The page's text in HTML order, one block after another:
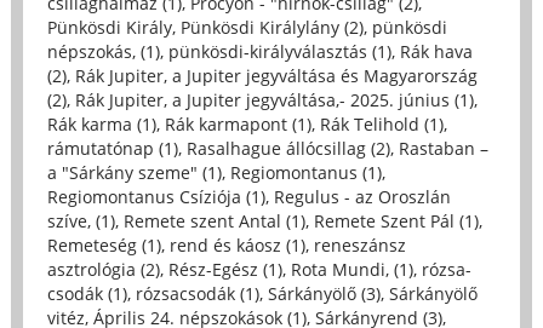
Pünkösdi Király, Pünkösdi Királylány (2), pünkösdi
népszokás, (1), pünkösdi-királyválasztás (1), Rák hava
(2), Rák Jupiter, a Jupiter jegyváltása és Magyarország
(2), Rák Jupiter, a Jupiter jegyváltása,- 2025. június (1),
Rák karma (1), Rák karmapont (1), Rák Telihold (1),
rámutatónap (1), Rasalhague állócsillag (2), Rastaban –
a "Sárkány szeme" (1), Regiomontanus (1),
Regiomontanus Csíziója (1), Regulus - az Oroszlán
szíve, (1), Remete szent Antal (1), Remete Szent Pál (1),
Remeteség (1), rend és káosz (1), reneszánsz
asztrológia (2), Rész-Egész (1), Rota Mundi, (1), rózsa-
csodák (1), rózsacsodák (1), Sárkányölő (3), Sárkányölő
vitéz, Április 24. népszokások (1), Sárkányrend (3),